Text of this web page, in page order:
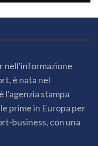
nell'informazione
è nata nel
stampa
prime in Europa per
business, con una